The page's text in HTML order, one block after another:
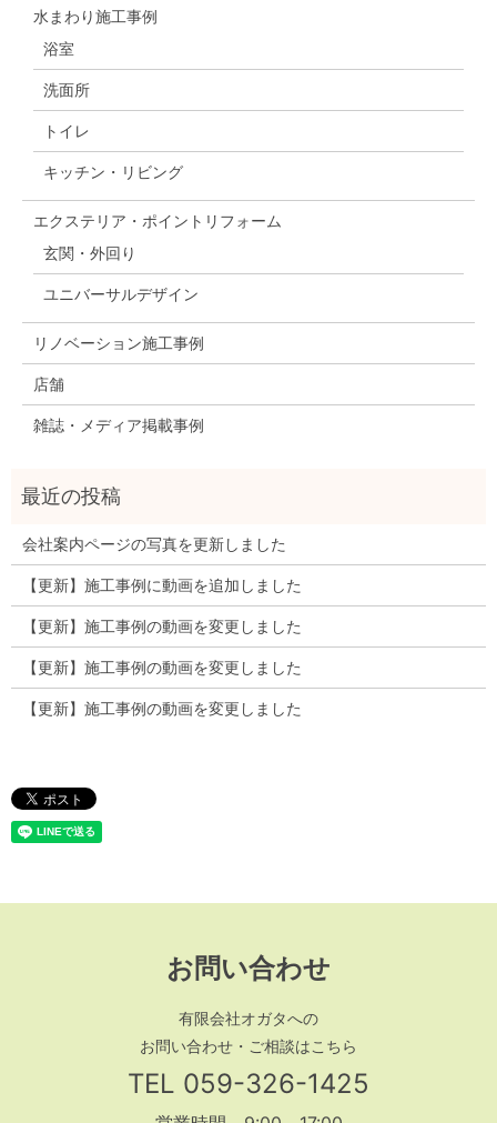
水まわり施工事例
浴室
洗面所
トイレ
キッチン・リビング
エクステリア・ポイントリフォーム
玄関・外回り
ユニバーサルデザイン
リノベーション施工事例
店舗
雑誌・メディア掲載事例
会社案内ページの写真を更新しました
【更新】施工事例に動画を追加しました
【更新】施工事例の動画を変更しました
【更新】施工事例の動画を変更しました
【更新】施工事例の動画を変更しました
お問い合わせ
有限会社オガタへの
お問い合わせ・ご相談はこちら
TEL 059-326-1425